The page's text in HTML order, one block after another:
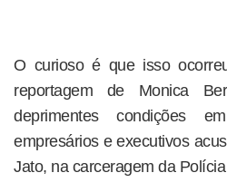
O curioso é que isso
reportagem de Monica
deprimentes condições
empresários e executivos
Jato, na carceragem da